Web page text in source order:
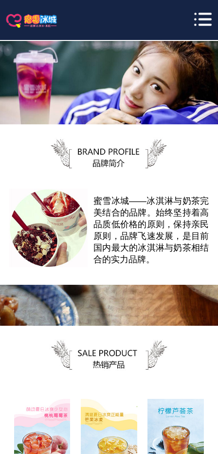
蜜雪冰城——冰淇淋与奶茶完
美结合的品牌。始终坚持着高
品质低价格的原则，保持亲民
原则，品牌飞速发展，是目前
国内最大的冰淇淋与奶茶相结
合的实力品牌。